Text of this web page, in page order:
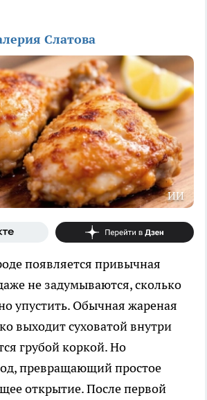
Слатова
ИИ
появляется привычная
не задумываются, сколько
упустить. Обычная жареная
выходит суховатой внутри
грубой коркой. Но
превращающий простое
открытие. После первой